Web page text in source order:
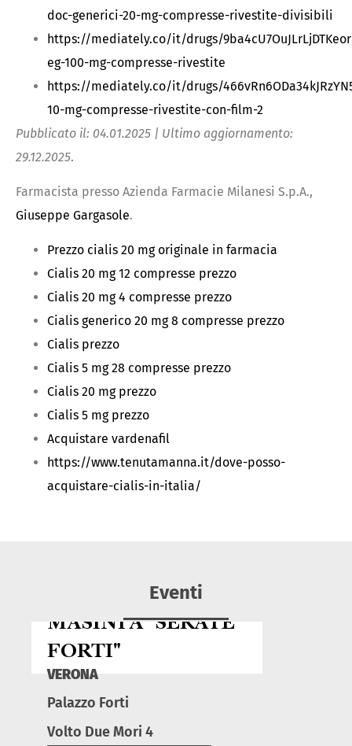
doc-generici-20-mg-compresse-rivestite-divisibili
https://mediately.co/it/drugs/
eg-100-mg-compresse-rivestite
https://mediately.co/it/drugs/
10-mg-compresse-rivestite-con-film-2
Pubblicato il: 04.01.2025 | Ultimo aggiornamento:
29.12.2025.
Farmacista presso Azienda Farmacie Milanesi S.p.A.,
Giuseppe Gargasole.
Prezzo cialis 20 mg originale in farmacia
Cialis 20 mg 12 compresse prezzo
Cialis 20 mg 4 compresse prezzo
Cialis generico 20 mg 8 compresse prezzo
Cialis prezzo
Cialis 5 mg 28 compresse prezzo
Cialis 20 mg prezzo
Cialis 5 mg prezzo
Acquistare vardenafil
https://www.tenutamanna.it/dove-posso-
acquistare-cialis-in-italia/
Eventi
MASINI A "SERATE
FORTI"
VERONA
Palazzo Forti
Volto Due Mori 4